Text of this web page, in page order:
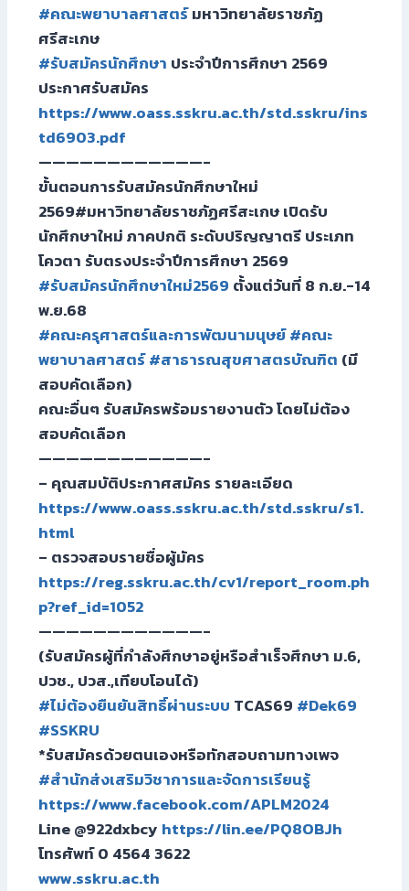
#คณะพยาบาลศาสตร์มหาวิทยาลัยราชภัฏ
ศรีสะเกษ
#รับสมัครนักศึกษา ประจำปีการศึกษา 2569
ประกาศรับสมัคร
https://www.oass.sskru.ac.th/std.sskru/ins
td6903.pdf
————————————-
ขั้นตอนการรับสมัครนักศึกษาใหม่
2569#มหาวิทยาลัยราชภัฏศรีสะเกษ เปิดรับ
นักศึกษาใหม่ ภาคปกติ ระดับปริญญาตรี ประเภท
โควตา รับตรงประจำปีการศึกษา 2569
#รับสมัครนักศึกษาใหม่2569 ตั้งแต่วันที่ 8 ก.ย.-14
พ.ย.68
#คณะครุศาสตร์และการพัฒนามนุษย์#คณะ
พยาบาลศาสตร์#สาธารณสุขศาสตรบัณฑิต (มี
สอบคัดเลือก)
คณะอื่นๆ รับสมัครพร้อมรายงานตัว โดยไม่ต้อง
สอบคัดเลือก
————————————-
– คุณสมบัติประกาศสมัคร รายละเอียด
https://www.oass.sskru.ac.th/std.sskru/s1.
html
– ตรวจสอบรายชื่อผู้มัคร
https://reg.sskru.ac.th/cv1/report_room.ph
p?ref_id=1052
————————————-
(รับสมัครผู้ที่กำลังศึกษาอยู่หรือสำเร็จศึกษา ม.6,
ปวช., ปวส.,เทียบโอนได้)
#ไม่ต้องยืนยันสิทธิ์ผ่านระบบ TCAS69 #Dek69
#SSKRU
*รับสมัครด้วยตนเองหรือทักสอบถามทางเพจ
#สำนักส่งเสริมวิชาการและจัดการเรียนรู้
https://www.facebook.com/APLM2024
Line @922dxbcy https://lin.ee/PQ8OBJh
โทรศัพท์ 0 4564 3622
www.sskru.ac.th